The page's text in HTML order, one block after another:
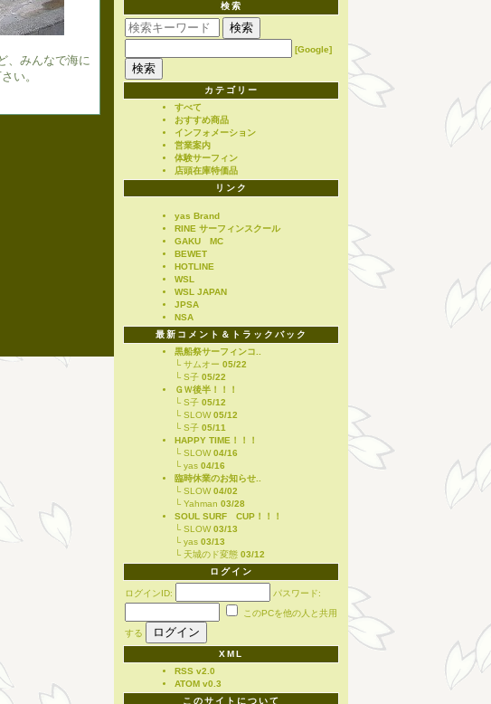
、みんなで海に
い。
検索
[Google]
カテゴリー
すべて
おすすめ商品
インフォメーション
営業案内
体験サーフィン
店頭在庫特価品
リンク
yas Brand
RINE サーフィンスクール
GAKU MC
BEWET
HOTLINE
WSL
WSL JAPAN
JPSA
NSA
最新コメント＆トラックバック
黒船祭サーフィンコ..
└ サムオー 05/22
└ S子 05/22
ＧＷ後半！！！
└ S子 05/12
└ SLOW05/12
└ S子 05/11
HAPPY TIME！！！
└ SLOW04/16
└ yas 04/16
臨時休業のお知らせ..
└ SLOW04/02
└ Yahman 03/28
SOUL SURF CUP！！！
└ SLOW03/13
└ yas 03/13
└ 天城のド変態 03/12
ログイン
ログインID:
パスワード:
このPCを他の人と共用
する
XML
RSS v2.0
ATOM v0.3
このサイトについて